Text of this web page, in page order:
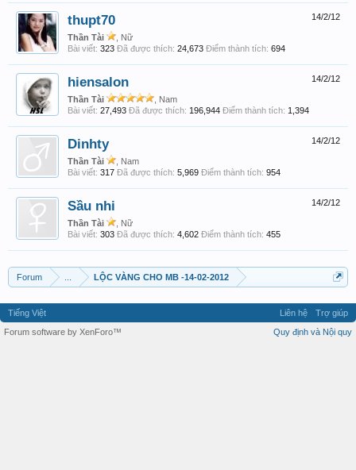
14/2/12
thupt70
Thần Tài
, Nữ
Bài viết: 323 Đã được thích: 24,673 Điểm thành tích: 694
14/2/12
hiensalon
Thần Tài
, Nam
Bài viết: 27,493 Đã được thích: 196,944 Điểm thành tích: 1,394
14/2/12
Dinhty
Thần Tài
, Nam
Bài viết: 317 Đã được thích: 5,969 Điểm thành tích: 954
14/2/12
Sầu nhi
Thần Tài
, Nữ
Bài viết: 303 Đã được thích: 4,602 Điểm thành tích: 455
Forum LỘC VÀNG CHO MB -14-02-2012
Tiếng Việt Liên hệ
Trợ giúp
Quy định và Nội quy
Forum software by XenForo™